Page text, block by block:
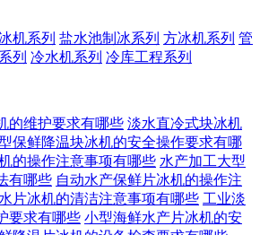
机系列 盐水池制冰系列 方冰机系列 管
列 冷水机系列 冷库工程系列
的维护要求有哪些 淡水直冷式块冰机
保鲜降温块冰机的安全操作要求有哪
的操作注意事项有哪些 水产加工大型
有哪些 自动水产保鲜片冰机的操作注
片冰机的清洁注意事项有哪些 工业淡
要求有哪些 小型海鲜水产片冰机的安